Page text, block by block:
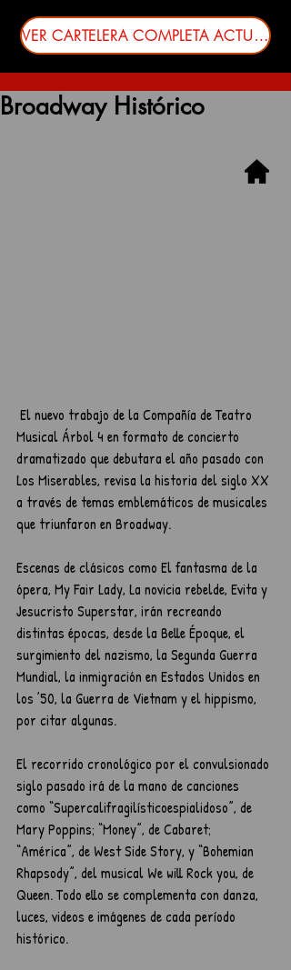
VER CARTELERA COMPLETA ACTUALIZADA
Broadway Histórico
Musical Árbol 4 en formato de concierto
dramatizado que debutara el año pasado con
Los Miserables, revisa la historia del siglo XX
a través de temas emblemáticos de musicales
que triunfaron en Broadway.
Escenas de clásicos como El fantasma de la
ópera, My Fair Lady, La novicia rebelde, Evita y
Jesucristo Superstar, irán recreando
distintas épocas, desde la Belle Époque, el
surgimiento del nazismo, la Segunda Guerra
Mundial, la inmigración en Estados Unidos en
los ’50, la Guerra de Vietnam y el hippismo,
por citar algunas.
El recorrido cronológico por el convulsionado
siglo pasado irá de la mano de canciones
como “Supercalifragilísticoespialidoso”, de
Mary Poppins; “Money”, de Cabaret;
“América”, de West Side Story, y “Bohemian
Rhapsody”, del musical We will Rock you, de
Queen. Todo ello se complementa con danza,
luces, videos e imágenes de cada período
histórico.